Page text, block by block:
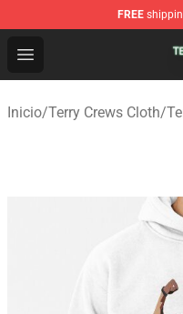
FREE
Open menu
Terry Crews Shop -
Inicio/Terry Crews Cloth/